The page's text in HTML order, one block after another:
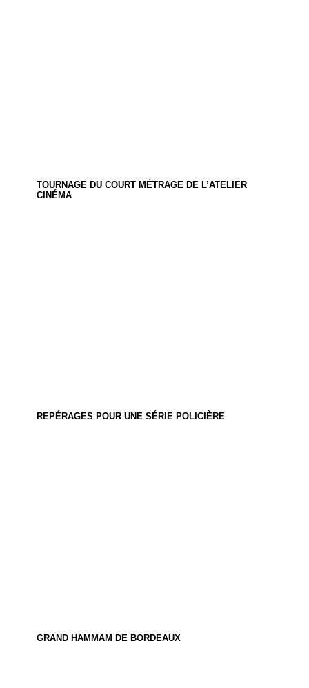
TOURNAGE DU COURT MÉTRAGE DE L’ATELIER
CINÉMA
REPÉRAGES POUR UNE SÉRIE POLICIÈRE
GRAND HAMMAM DE BORDEAUX